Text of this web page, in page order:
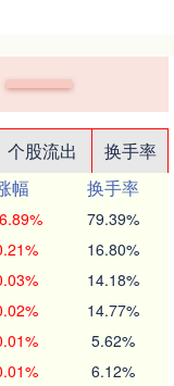
个股流出
换手率
幅
换手率
79.39%
16.80%
14.18%
14.77%
5.62%
6.12%